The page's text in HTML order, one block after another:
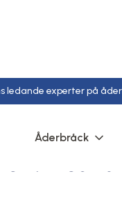
ledande experter på
Åderbråck